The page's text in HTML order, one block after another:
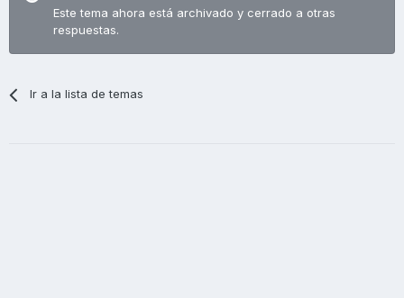
Este tema ahora está archivado y cerrado a otras
respuestas.
Ir a la lista de temas